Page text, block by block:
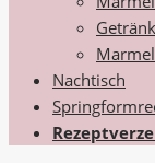
Nachtisch